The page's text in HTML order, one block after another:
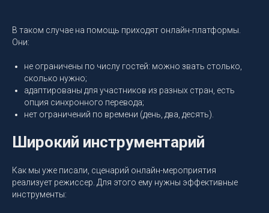
В таком случае на помощь приходят онлайн-платформы.
Они:
не ограничены по числу гостей: можно звать столько,
сколько нужно;
адаптированы для участников из разных стран, есть
опция синхронного перевода;
нет ограничений по времени (день, два, десять).
Широкий инструментарий
Как мы уже писали, сценарий онлайн-мероприятия
реализует режиссер. Для этого ему нужны эффективные
инструменты: